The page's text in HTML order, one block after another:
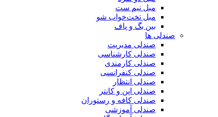
مبل نیم ست
مبل تخت‌خواب شو
بین بگ و پاف
صندلی ها
صندلی مدیریت
صندلی کارشناسی
صندلی کارمندی
صندلی کنفرانسی
صندلی انتظار
صندلی اپن و کانتر
صندلی کافه و رستوران
صندلی آموزشی